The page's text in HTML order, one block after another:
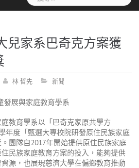
尋
字:
兒家系巴奇克方案獲
林 哲先 新聞
發展與家庭教育學系
教育學系以「巴奇克家原共學方
年度「甄選大專校院研發原住民族家庭
團隊自2017年開始提供原住民族家庭
民族家庭教育方案的投入，能夠提供
源，也展現慈濟大學在偏鄉教育推動